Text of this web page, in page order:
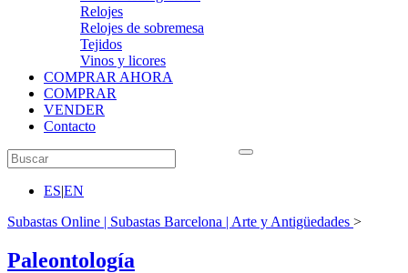
Relojes
Relojes de sobremesa
Tejidos
Vinos y licores
COMPRAR AHORA
COMPRAR
VENDER
Contacto
ES|EN
Subastas Online | Subastas Barcelona | Arte y Antigüedades >
Paleontología